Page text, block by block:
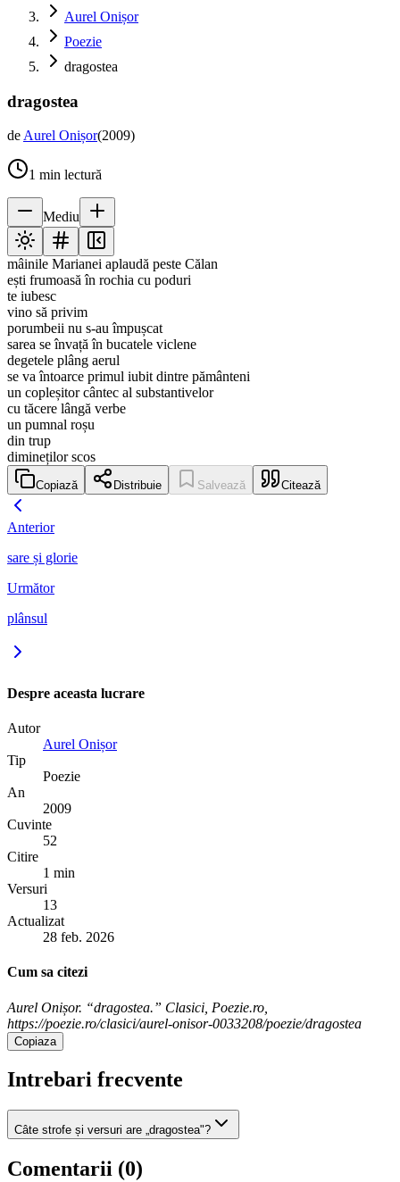
Aurel Onișor
Poezie
dragostea
dragostea
deAurel Onișor(2009)
1 min lectură
Mediu
mâinile Marianei aplaudă peste Călan
ești frumoasă în rochia cu poduri
te iubesc
vino să privim
porumbeii nu s-au împușcat
sarea se învață în bucatele viclene
degetele plâng aerul
se va întoarce primul iubit dintre pământeni
un copleșitor cântec al substantivelor
cu tăcere lângă verbe
un pumnal roșu
din trup
dimineților scos
Copiază Distribuie Salvează Citează
Anterior
sare și glorie
Următor
plânsul
Despre aceasta lucrare
Autor
Aurel Onișor
Tip
Poezie
An
2009
Cuvinte
52
Citire
1 min
Versuri
13
Actualizat
28 feb. 2026
Cum sa citezi
Aurel Onișor. “dragostea.” Clasici, Poezie.ro,
https://poezie.ro/clasici/aurel-onisor-0033208/poezie/dragostea
Copiaza
Intrebari frecvente
Câte strofe și versuri are „dragostea"?
Comentarii (0)